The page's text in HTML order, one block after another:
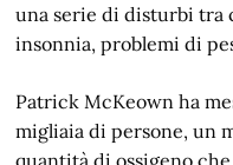
una serie di disturbi tra
insonnia, problemi di
Patrick McKeown ha
migliaia di persone, un